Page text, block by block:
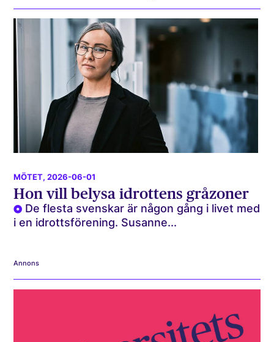
MÖTET, 2026-06-01
Hon vill belysa idrottens gråzoner
De flesta svenskar är någon gång i livet med
i en idrottsförening. Susanne...
Annons